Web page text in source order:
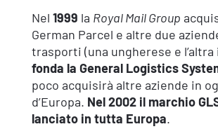
Nel 1999 la Royal Mail Group
German Parcel e altre due
trasporti (una ungherese e l’altra
fonda la General Logistics
poco acquisirà altre aziende in
d’Europa. Nel 2002 il marchio
lanciato in tutta Europa.